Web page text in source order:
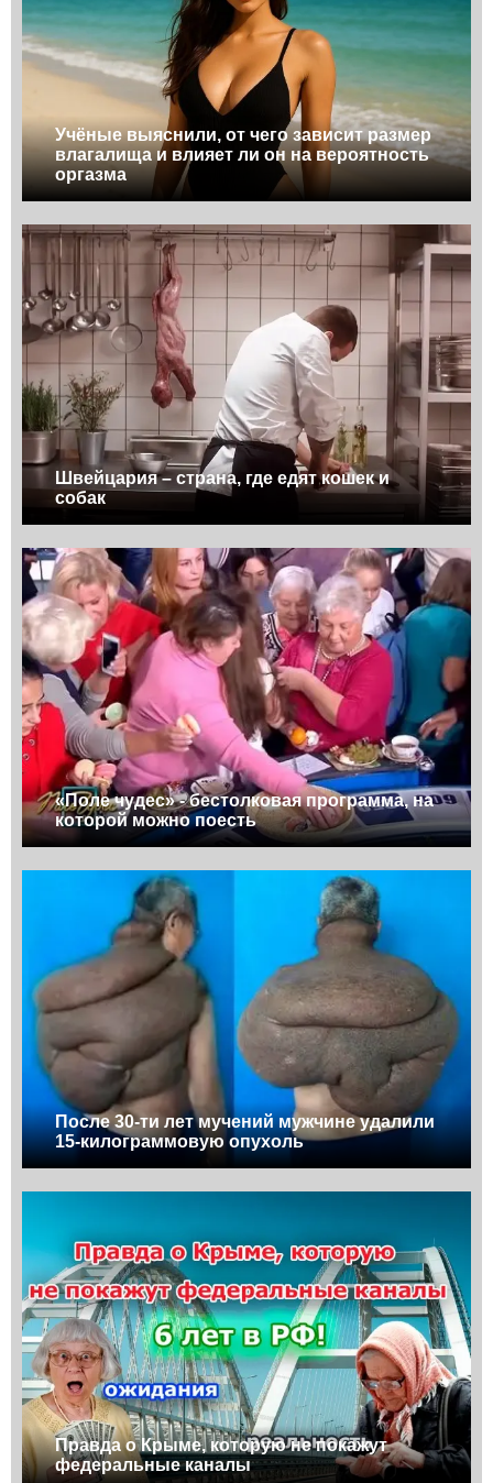
Учёные выяснили, от чего зависит размер
влагалища и влияет ли он на вероятность
оргазма
Швейцария – страна, где едят кошек и
собак
«Поле чудес» - бестолковая программа, на
которой можно поесть
После 30-ти лет мучений мужчине удалили
15-килограммовую опухоль
Правда о Крыме, которую не покажут
федеральные каналы